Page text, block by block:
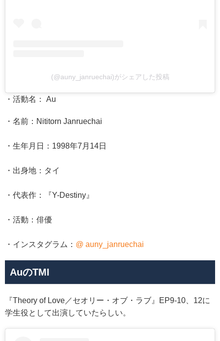
(@auny_janruechai)がシェアした投稿
・活動名： Au
・名前：Nititorn Janruechai
・生年月日：1998年7月14日
・出身地：タイ
・代表作：『Y-Destiny』
・活動：俳優
・インスタグラム： @ auny_janruechai
AuのTMI
『Theory of Love／セオリー・オブ・ラブ』EP9-10、12に
学生役として出演していたらしい。